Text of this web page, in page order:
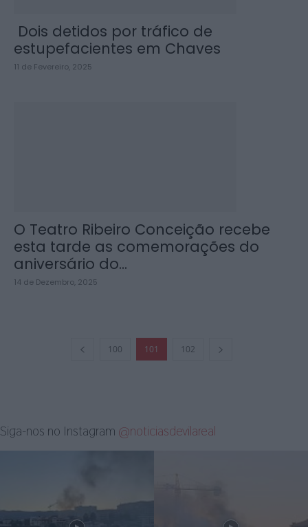
Dois detidos por tráfico de
estupefacientes em Chaves
11 de Fevereiro, 2025
O Teatro Ribeiro Conceição recebe
esta tarde as comemorações do
aniversário do...
14 de Dezembro, 2025
100 101 102
Siga-nos no Instagram @noticiasdevilareal